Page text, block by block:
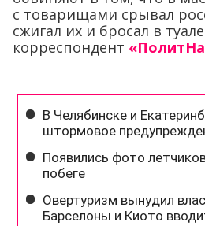
с товарищами срывал
сжигал их и бросал в
корреспондент